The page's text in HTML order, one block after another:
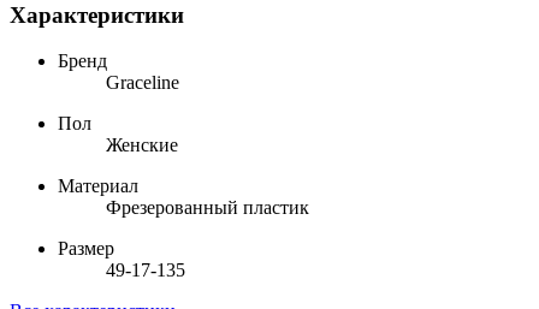
Характеристики
Бренд
Graceline
Пол
Женские
Материал
Фрезерованный пластик
Размер
49-17-135